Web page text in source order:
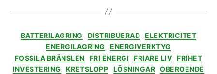
Kategorier
BATTERILAGRING DISTRIBUERAD ELEKTRICITET
ENERGILAGRING
ENERGIVERKTYG
FOSSILA BRÄNSLEN
FRI ENERGI FRIARE LIV
FRIHET
INVESTERING
KRETSLOPP LÖSNINGAR OBEROENDE